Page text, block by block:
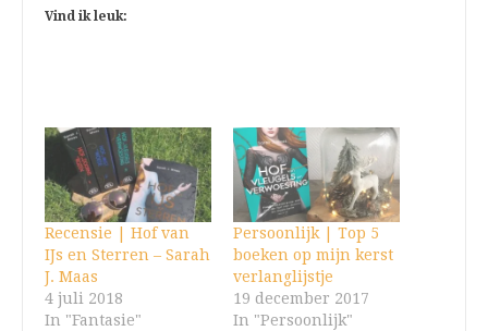
Vind ik leuk:
Recensie | Hof van
IJs en Sterren – Sarah
J. Maas
4 juli 2018
In "Fantasie"
Persoonlijk | Top 5
boeken op mijn kerst
verlanglijstje
19 december 2017
In "Persoonlijk"